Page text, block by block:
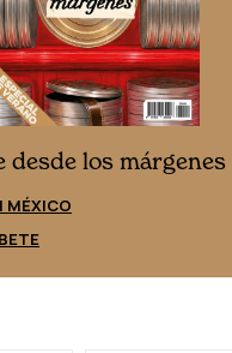
desde los márgenes
MÉXICO